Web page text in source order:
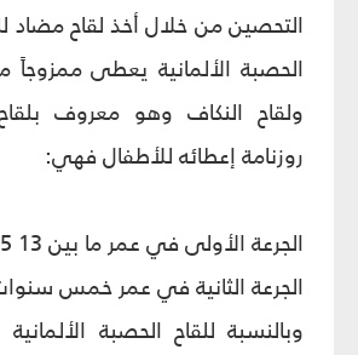
التحصين من خلال أخذ لقاح مضاد
الحصبة الألمانية يعطى ممزوجاً
روزنامة إعطائه للأطفال فهي:
الجرعة الأولى في عمر ما بين 13 15 شهر.
الجرعة الثانية في عمر خمس
وبالنسبة للقاح الحصبة